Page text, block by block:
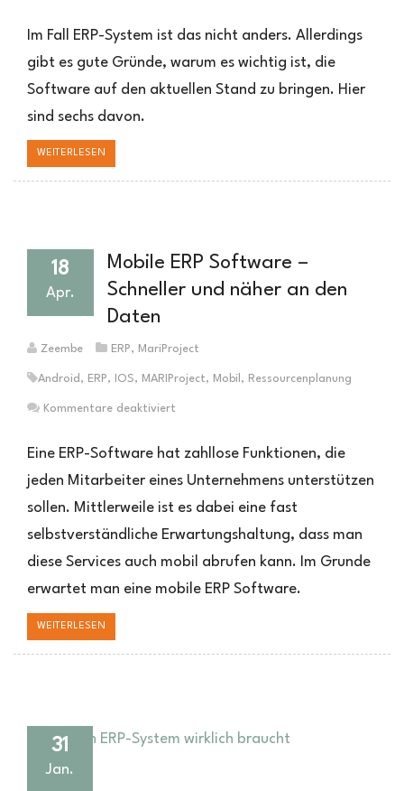
Gründe,
Updates
ein
Im Fall ERP-System ist das nicht anders. Allerdings
gibt es gute Gründe, warum es wichtig ist, die
Software auf den aktuellen Stand zu bringen. Hier
sind sechs davon.
WEITERLESEN
18
Apr.
Mobile ERP Software –
Schneller und näher an den
Daten
Zeembe ERP, MariProject
Android , ERP, IOS, MARIProject, Mobil , Ressourcenplanung
Kommentare deaktiviert
ERP
–
Schneller
an
den
Eine ERP-Software hat zahllose Funktionen, die
jeden Mitarbeiter eines Unternehmens unterstützen
sollen. Mittlerweile ist es dabei eine fast
selbstverständliche Erwartungshaltung, dass man
diese Services auch mobil abrufen kann. Im Grunde
erwartet man eine mobile ERP Software.
WEITERLESEN
31
Jan.